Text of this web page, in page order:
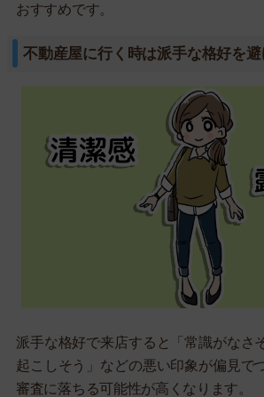
おすすめです。
不動産屋に行く時は派手な格好を
派手な格好で来店すると「常識がなさ
起こしそう」などの悪い印象が偏見で
審査に落ちる可能性が高くなります。